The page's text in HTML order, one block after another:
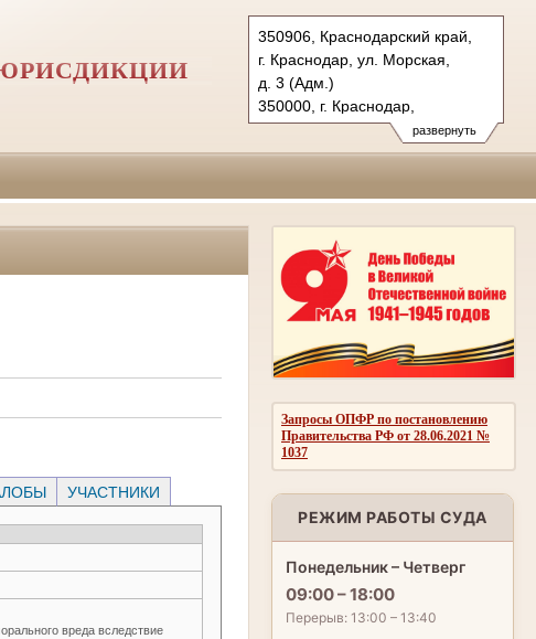
развернуть
350906, Краснодарский край,
г. Краснодар, ул. Морская,
д. 3 (Адм.)
350000, г. Краснодар,
ул. Красная, д.113 (Уг.)
350907, г. Краснодар,
Тел.: (861) 219-24-00
Запросы ОПФР по постановлению
Правительства РФ от 28.06.2021 №
1037
РЕЖИМ РАБОТЫ СУДА
Понедельник – Четверг
09:00 – 18:00
Перерыв: 13:00 – 13:40
УЧАСТНИКИ
вреда вследствие